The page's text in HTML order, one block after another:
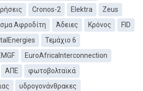
Cronos-2 Elektra
Zeus
Αφροδίτη Άδειες Κρόνος
FID
Τεμάχιο 6
EuroAfricaInterconnection
ΑΠΕ
φωτοβολταϊκά
υδρογονάνθρακες